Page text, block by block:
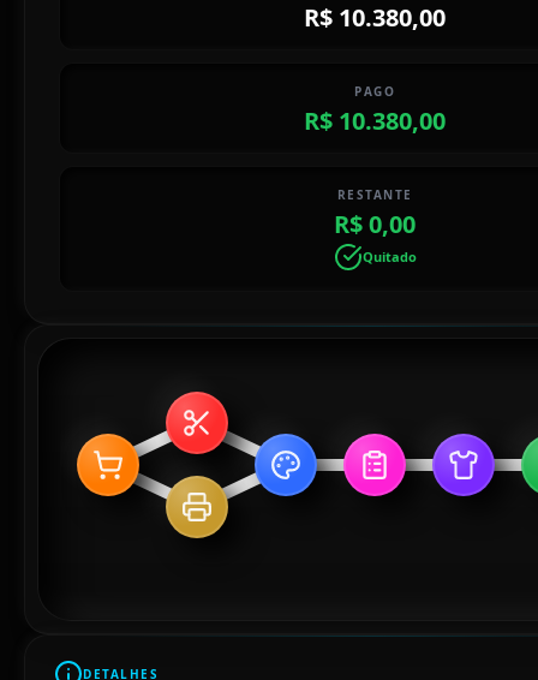
R$ 10.380,00
PAGO
R$ 10.380,00
RESTANTE
R$ 0,00
Quitado
DETALHES